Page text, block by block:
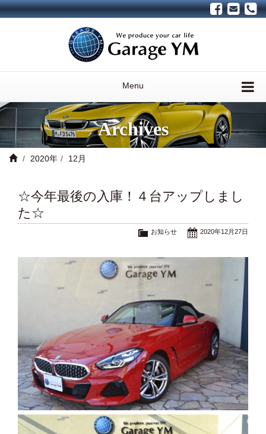
Menu
Archives
2020年 12月
☆今年最後の入庫！４台アップしまし
た☆
2020年12月27日
お知らせ